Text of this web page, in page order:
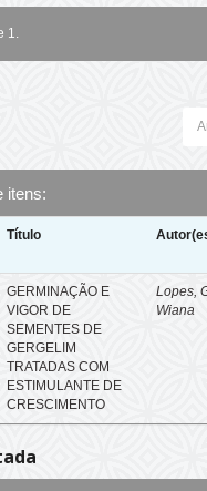
1.
itens:
Título
GERMINAÇÃO E
VIGOR DE
SEMENTES DE
GERGELIM
TRATADAS COM
ESTIMULANTE DE
CRESCIMENTO
Lopes,
Wiana